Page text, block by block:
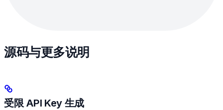
源码与更多说明
受限 API Key 生成